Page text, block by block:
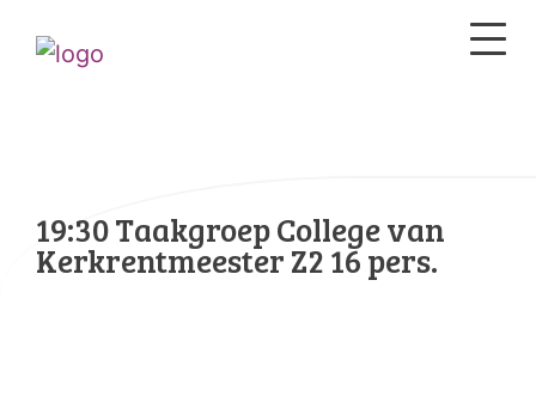
19:30 Taakgroep College van
Kerkrentmeester Z2 16 pers.